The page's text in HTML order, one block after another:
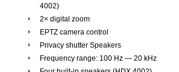
4002)
2× digital zoom
EPTZ camera control
Privacy shutter Speakers
Frequency range: 100 Hz — 20 kHz